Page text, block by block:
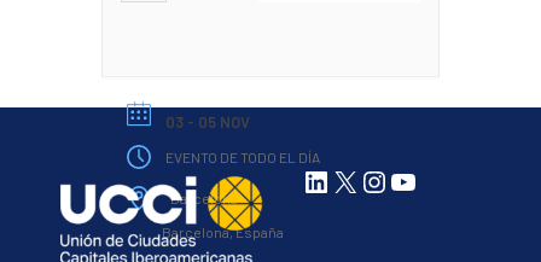
03 - 05 NOV
EVENTO DE TODO EL DÍA
Barcelona
Barcelona, España
LinkedIn
X Instagram
YouTube